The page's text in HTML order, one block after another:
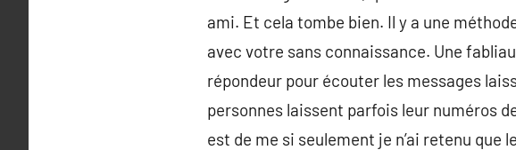
ami. Et cela tombe bien. Il y a une
avec votre sans connaissance. Une
répondeur pour écouter les messages
personnes laissent parfois leur numéros
est de me si seulement je n’ai retenu